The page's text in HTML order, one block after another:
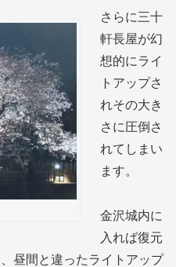
さらに三十
軒長屋が幻
想的にライ
トアップさ
れその大き
さに圧倒さ
れてしまい
ます。
金沢城内に
入れば復元
、昼間と違ったライトアップ